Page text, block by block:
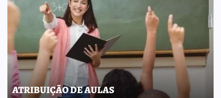
ATRIBUIÇÃO DE AULAS